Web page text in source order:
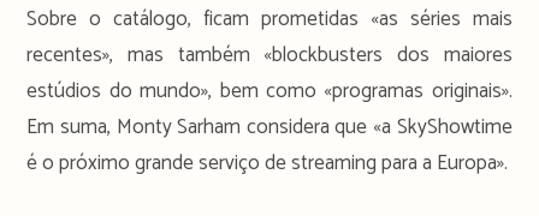
Sobre o catálogo, ficam prometidas «as séries mais
recentes», mas também «blockbusters dos maiores
estúdios do mundo», bem como «programas originais».
Em suma, Monty Sarham considera que «a SkyShowtime
é o próximo grande serviço de streaming para a Europa».